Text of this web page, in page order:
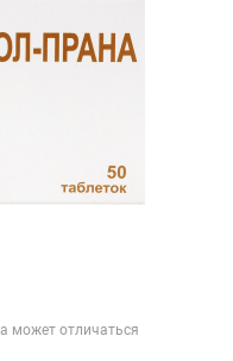
может отличаться